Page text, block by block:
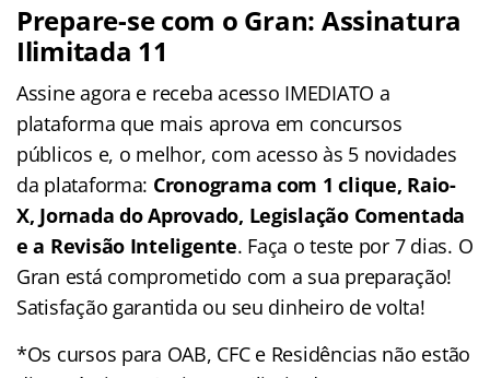
Prepare-se com o Gran: Assinatura
Ilimitada 11
Assine agora e receba acesso IMEDIATO a
plataforma que mais aprova em concursos
públicos e, o melhor, com acesso às 5 novidades
da plataforma: Cronograma com 1 clique, Raio-
X, Jornada do Aprovado, Legislação Comentada
e a Revisão Inteligente. Faça o teste por 7 dias. O
Gran está comprometido com a sua preparação!
Satisfação garantida ou seu dinheiro de volta!
*Os cursos para OAB, CFC e Residências não estão